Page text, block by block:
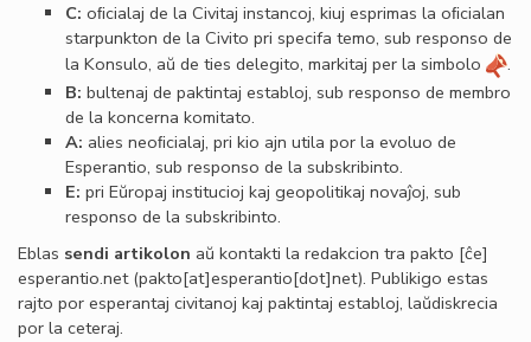
C: oﬁcialaj de la Civitaj instancoj, kiuj esprimas la oﬁcialan
starpunkton de la Civito pri specifa temo, sub responso de
la Konsulo, aŭ de ties delegito, markitaj per la simbolo
.
B: bultenaj de paktintaj establoj, sub responso de membro
de la koncerna komitato.
A: alies neoﬁcialaj, pri kio ajn utila por la evoluo de
Esperantio, sub responso de la subskribinto.
E: pri Eŭropaj institucioj kaj geopolitikaj novaĵoj, sub
responso de la subskribinto.
Eblas sendi artikolon aŭ kontakti la redakcion tra pakto [ĉe]
esperantio.net(pakto[at]esperantio[dot]net). Publikigo estas
rajto por esperantaj civitanoj kaj paktintaj establoj, laŭdiskrecia
por la ceteraj.